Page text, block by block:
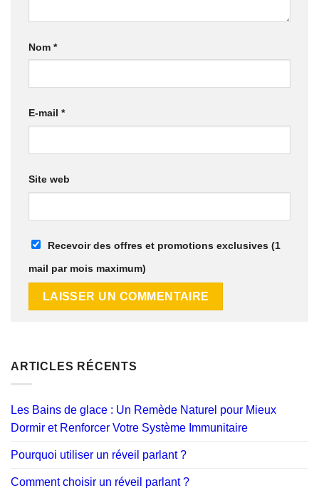
Nom *
E-mail *
Site web
Recevoir des offres et promotions exclusives (1
mail par mois maximum)
ARTICLES RÉCENTS
Les Bains de glace : Un Remède Naturel pour Mieux
Dormir et Renforcer Votre Système Immunitaire
Pourquoi utiliser un réveil parlant ?
Comment choisir un réveil parlant ?